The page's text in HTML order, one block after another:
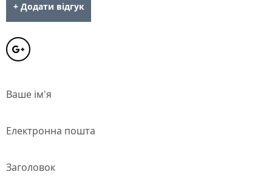
+ Додати відгук
Ваше ім'я
Електронна пошта
Заголовок